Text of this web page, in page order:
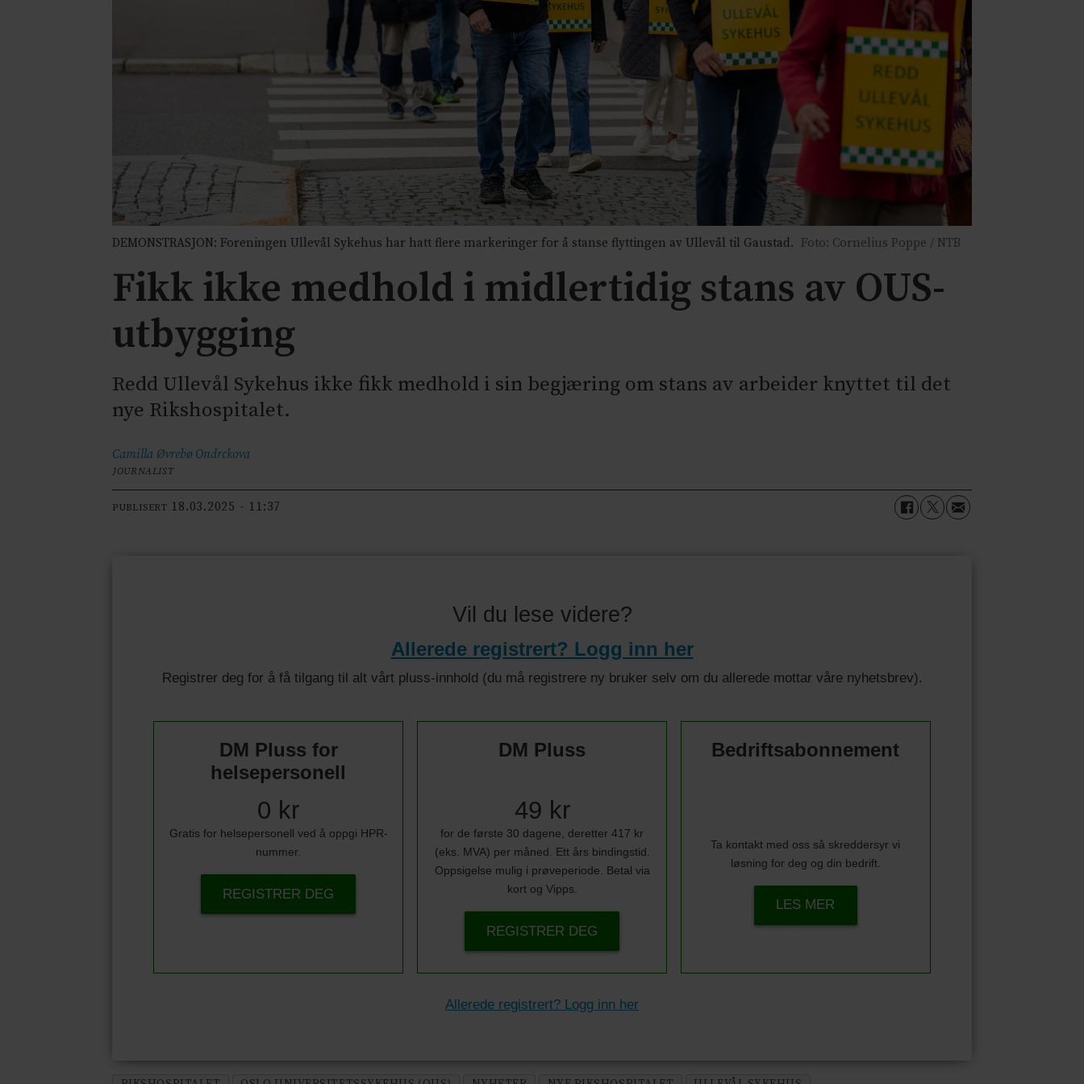
DEMONSTRASJON: Foreningen Ullevål Sykehus har hatt flere markeringer for å stanse flyttingen av Ullevål til Gaustad. Foto: Cornelius Poppe / NTB
Fikk ikke medhold i midlertidig stans av OUS-
utbygging
Redd Ullevål Sykehus ikke fikk medhold i sin begjæring om stans av arbeider knyttet til det
nye Rikshospitalet.
Camilla Øvrebø Ondrckova
JOURNALIST
PUBLISERT 18.03.2025 - 11:37
Vil du lese videre?
Allerede registrert? Logg inn her
Registrer deg for å få tilgang til alt vårt pluss-innhold (du må registrere ny bruker selv om du allerede mottar våre nyhetsbrev).
DM Pluss for
helsepersonell
0 kr
Gratis for helsepersonell ved å oppgi HPR-
nummer.
REGISTRER DEG
DM Pluss
49 kr
for de første 30 dagene, deretter 417 kr
(eks. MVA) per måned. Ett års bindingstid.
Oppsigelse mulig i prøveperiode. Betal via
kort og Vipps.
REGISTRER DEG
Bedriftsabonnement
Ta kontakt med oss så skreddersyr vi
løsning for deg og din bedrift.
LES MER
Allerede registrert? Logg inn her